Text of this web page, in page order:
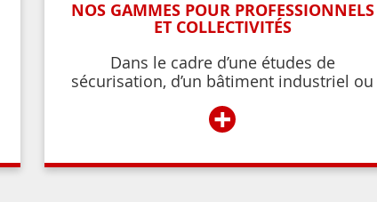
NOS GAMMES POUR PROFESSIONNELS
ET COLLECTIVITÉS
Dans le cadre d’une études de
sécurisation, d’un bâtiment industriel ou
du public,
+